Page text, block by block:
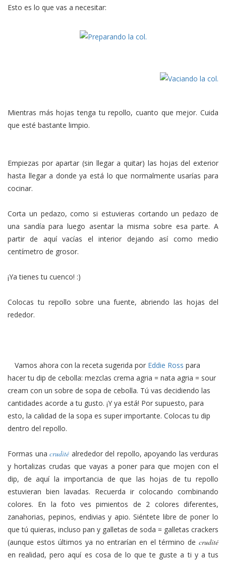
Esto es lo que vas a necesitar:
Mientras más hojas tenga tu repollo, cuanto que mejor. Cuida
que esté bastante limpio.
Empiezas por apartar (sin llegar a quitar) las hojas del exterior
hasta llegar a donde ya está lo que normalmente usarías para
cocinar.
Corta un pedazo, como si estuvieras cortando un pedazo de
una sandía para luego asentar la misma sobre esa parte. A
partir de aquí vacías el interior dejando así como medio
centímetro de grosor.
¡Ya tienes tu cuenco! :)
Colocas tu repollo sobre una fuente, abriendo las hojas del
rededor.
Vamos ahora con la receta sugerida por Eddie Ross para
hacer tu dip de cebolla: mezclas crema agria = nata agria = sour
cream con un sobre de sopa de cebolla. Tú vas decidiendo las
cantidades acorde a tu gusto. ¡Y ya está! Por supuesto, para
esto, la calidad de la sopa es super importante. Colocas tu dip
dentro del repollo.
Formas una crudité alrededor del repollo, apoyando las verduras
y hortalizas crudas que vayas a poner para que mojen con el
dip, de aquí la importancia de que las hojas de tu repollo
estuvieran bien lavadas. Recuerda ir colocando combinando
colores. En la foto ves pimientos de 2 colores diferentes,
zanahorias, pepinos, endivias y apio. Siéntete libre de poner lo
que tú quieras, incluso pan y galletas de soda = galletas crackers
(aunque estos últimos ya no entrarían en el término de crudité
en realidad, pero aquí es cosa de lo que te guste a ti y a tus